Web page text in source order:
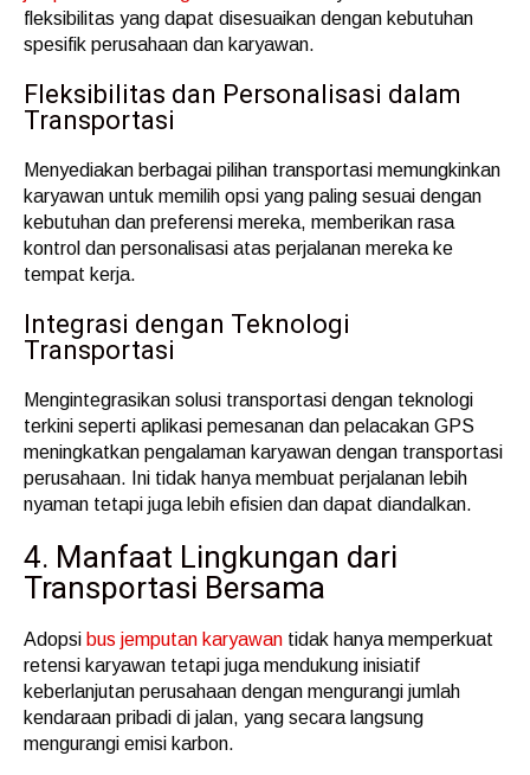
fleksibilitas yang dapat disesuaikan dengan kebutuhan
spesifik perusahaan dan karyawan.
Fleksibilitas dan Personalisasi dalam
Transportasi
Menyediakan berbagai pilihan transportasi memungkinkan
karyawan untuk memilih opsi yang paling sesuai dengan
kebutuhan dan preferensi mereka, memberikan rasa
kontrol dan personalisasi atas perjalanan mereka ke
tempat kerja.
Integrasi dengan Teknologi
Transportasi
Mengintegrasikan solusi transportasi dengan teknologi
terkini seperti aplikasi pemesanan dan pelacakan GPS
meningkatkan pengalaman karyawan dengan transportasi
perusahaan. Ini tidak hanya membuat perjalanan lebih
nyaman tetapi juga lebih efisien dan dapat diandalkan.
4. Manfaat Lingkungan dari
Transportasi Bersama
Adopsi bus jemputan karyawan tidak hanya memperkuat
retensi karyawan tetapi juga mendukung inisiatif
keberlanjutan perusahaan dengan mengurangi jumlah
kendaraan pribadi di jalan, yang secara langsung
mengurangi emisi karbon.